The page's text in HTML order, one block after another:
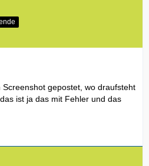
gepostet, wo draufsteht
ist ja das mit Fehler und das